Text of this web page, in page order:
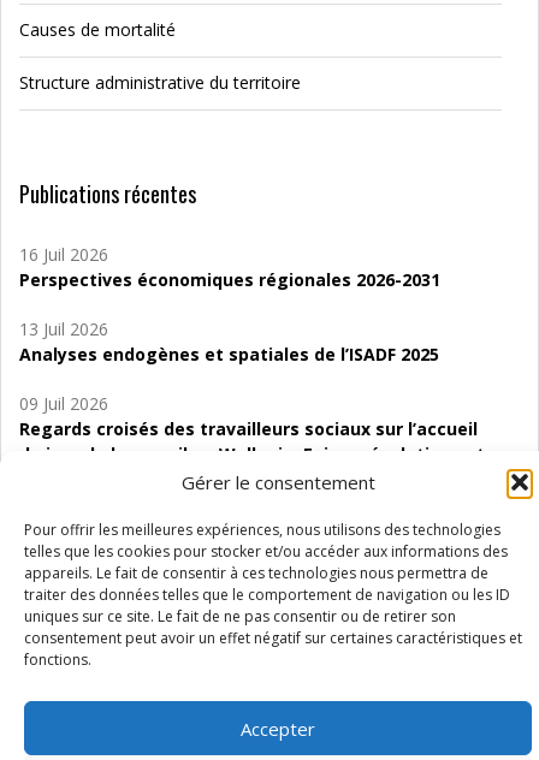
Gérer le consentement
Pour offrir les meilleures expériences, nous utilisons des technologies
telles que les cookies pour stocker et/ou accéder aux informations des
appareils. Le fait de consentir à ces technologies nous permettra de
traiter des données telles que le comportement de navigation ou les ID
uniques sur ce site. Le fait de ne pas consentir ou de retirer son
consentement peut avoir un effet négatif sur certaines caractéristiques et
fonctions.
Accepter
Causes de mortalité
Structure administrative du territoire
Publications récentes
16 Juil 2026
Perspectives économiques régionales 2026-2031
13 Juil 2026
Analyses endogènes et spatiales de l’ISADF 2025
09 Juil 2026
Regards croisés des travailleurs sociaux sur l’accueil
de jour de bas seuil en Wallonie. Enjeux, évolutions et
06 Juil 2026
Étude d’évaluabilité des Structures
d’accompagnement à l’autocréation d’emploi (SAACE)
01 Juil 2026
Pénurie du personnel infirmier :quels indicateurs
Wallonie ?